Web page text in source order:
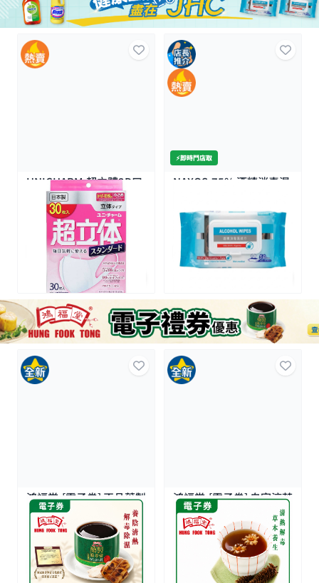
UNICHARM-超立體3D口
罩(小) 30片
14K+
$45.0
全場買4送1(共選5件商品)
⚡️即時門店取
NAXOS-75% 酒精消毒濕
8K+
$12.0
全場買4送1(共選5件商品)
鴻福堂-[電子券] 正品藥製
龜苓膏電子禮券 (1張)
$60.0
$75/3張
鴻福堂-[電子券] 自家涼茶
電子禮券 (1張)